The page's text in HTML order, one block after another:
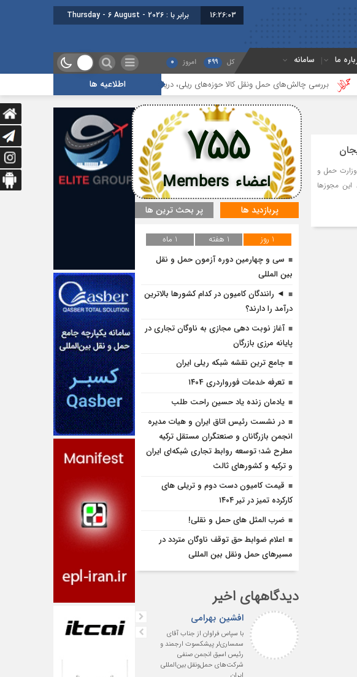
16:26:04 برابر با : Thursday - 6 August - 2026
ما سامانه کل 499 امروز 0
اطلاعیه ها چالش‌های حمل ونقل کالا حوزه‌های ریلی، دریایی و جاده‌ای بیستمین جلسه بخش فورواردری در
وزارت حمل و
است. این مجوزها
اعضاء Members
755
پربازدید ها پر بحث ترین ها
1 روز 1 هفته
1 ماه
سی و چهارمین دوره آزمون حمل و نقل
بین المللی
◄ رانندگان کامیون در کدام کشورها بالاترین
درآمد را دارند؟
آغاز نوبت دهی مجازی به ناوگان تجاری در
پایانه مرزی بازرگان
جامع ترین نقشه شبکه ریلی ایران
تعرفه خدمات فورواردری ۱۴۰4
یادمان زنده یاد حسین راحت طلب
در نشست رئیس اتاق ایران و هیات مدیره
انجمن بازرگانان و صنعتگران مستقل ترکیه
مطرح شد؛ توسعه روابط تجاری شبکه‌ای ایران
و ترکیه و کشورهای ثالث
قیمت کامیون دست دوم و تریلی‌ های
کارکرده تمیز در تیر ۱۴۰۴
ضرب المثل های حمل و نقلی!
اعلام ضوابط حق توقف ناوگان متردد در
مسيرهاى حمل ونقل بين المللى
دیدگاههای اخیر
واعظی
درود . با آرزوی موفقیت
افشین بهرامی
با سپاس فراوان از جناب آقای
سمساری‌لر پیشکسوت ارجمند و
رئیس اسبق انجمن صنفی
شرکت‌های حمل‌ونقل بین‌المللی